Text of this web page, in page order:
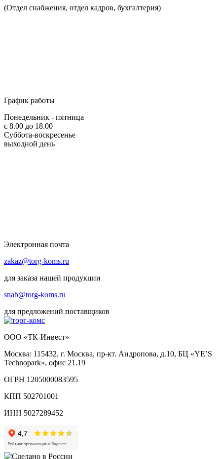
(Отдел снабжения, отдел кадров, бухгалтерия)
График работы
Понедельник - пятница
с 8.00 до 18.00
Суббота-воскресенье
выходной день
Электронная почта
zakaz@torg-koms.ru
для заказа нашей продукции
snab@torg-koms.ru
для предложений поставщиков
ООО «ТК-Инвест»
Москва: 115432, г. Москва, пр-кт. Андропова, д.10, БЦ «YE’S
Technopark», офис 21.19
ОГРН 1205000083595
КПП 502701001
ИНН 5027289452